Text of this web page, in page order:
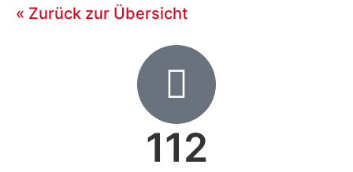
« Zurück zur Übersicht
112